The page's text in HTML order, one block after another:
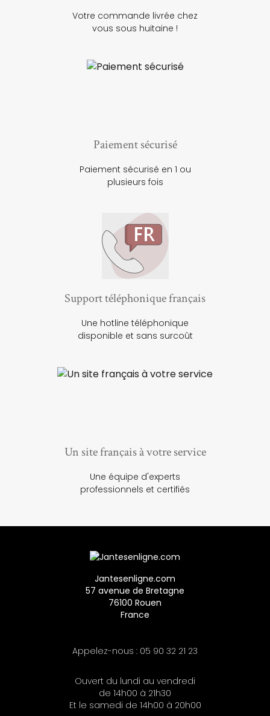
Votre commande livrée chez
vous sous huitaine !
Paiement sécurisé
Paiement sécurisé en 1 ou
plusieurs fois
Support téléphonique français
Une hotline téléphonique
disponible et sans surcoût
Un site français à votre service
Une équipe d'experts
professionnels et certifiés
Jantesenligne.com
57 avenue de Bretagne
76100 Rouen
France
Appelez-nous : 05 90 32 21 23
Ouvert du lundi au vendredi
de 14h00 à 21h30
Et le samedi de 14h00 à 20h00